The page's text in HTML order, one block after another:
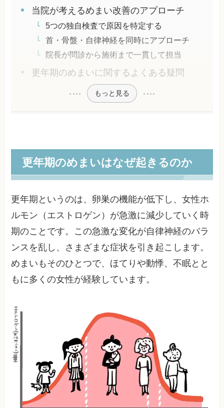
当院が考えるめまい改善のアプローチ
5つの独自検査で原因を特定する
首・骨盤・自律神経を同時にアプローチ
院長が問診から施術まで一貫して担当
更年期のめまいに関するよくある疑問
もっと見る
更年期のめまいはなぜ起きるのか
更年期というのは、卵巣の機能が低下し、女性ホ
ルモン（エストロゲン）が急激に減少していく時
期のことです。この急激な変化が自律神経のバラ
ンスを乱し、さまざまな症状を引き起こします。
めまいもそのひとつで、ほてりや動悸、不眠とと
もに多くの女性が経験しています。